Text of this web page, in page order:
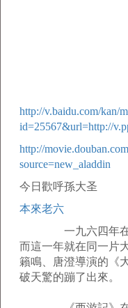
http://v.baidu.com/kan/
id=25567&url=http://
http://
source=new_aladdin
今日歡呼孫大圣
本來老六
一九六四年在中
而這一年就在同一片
籟鳴、唐澄導演的《
破天驚的蹦了出來。